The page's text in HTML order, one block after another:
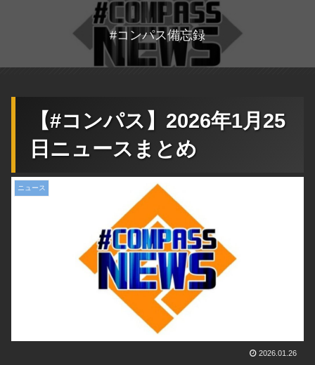
#コンパス備忘録
【#コンパス】2026年1月25
日ニュースまとめ
ニュース
2026.01.26